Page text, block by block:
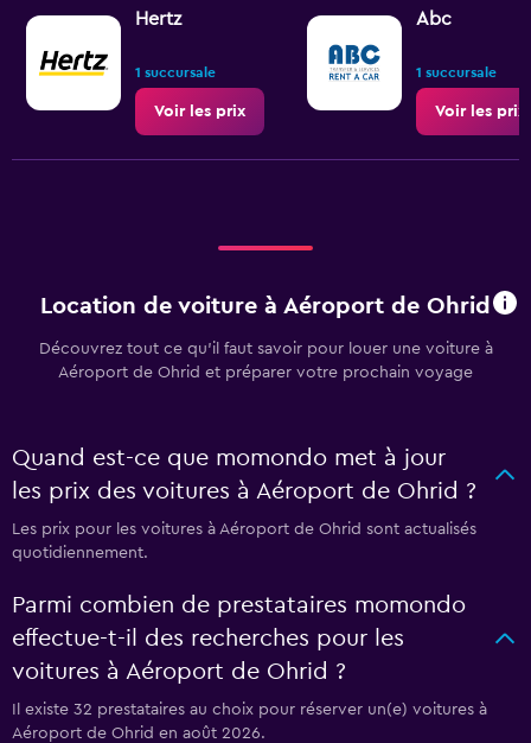
Hertz
1 succursale
Voir les prix
Abc
1 succursale
Voir les prix
Location de voiture à Aéroport de Ohrid
Découvrez tout ce qu’il faut savoir pour louer une voiture à
Aéroport de Ohrid et préparer votre prochain voyage
Quand est-ce que momondo met à jour
les prix des voitures à Aéroport de Ohrid ?
Les prix pour les voitures à Aéroport de Ohrid sont actualisés
quotidiennement.
Parmi combien de prestataires momondo
effectue-t-il des recherches pour les
voitures à Aéroport de Ohrid ?
Il existe 32 prestataires au choix pour réserver un(e) voitures à
Aéroport de Ohrid en août 2026.